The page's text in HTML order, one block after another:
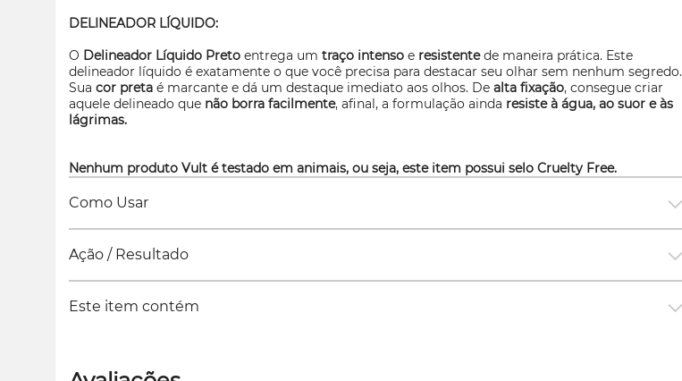
DELINEADOR LÍQUIDO:
O Delineador Líquido Preto entrega um traço intenso e resistentede maneira prática. Este
delineador líquido é exatamente o que você precisa para destacar seu olhar sem nenhum segredo.
Sua cor preta é marcante e dá um destaque imediato aos olhos. De alta fixação, consegue criar
aquele delineado que não borra facilmente, afinal, a formulação ainda resiste à água, ao suor e às
lágrimas.
Nenhum produto Vult é testado em animais, ou seja, este item possui selo Cruelty Free.
Como Usar
Ação / Resultado
Este item contém